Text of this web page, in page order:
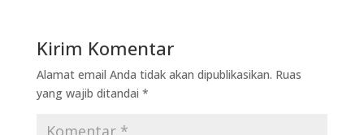
Kirim Komentar
Alamat email Anda tidak akan dipublikasikan. Ruas
yang wajib ditandai *